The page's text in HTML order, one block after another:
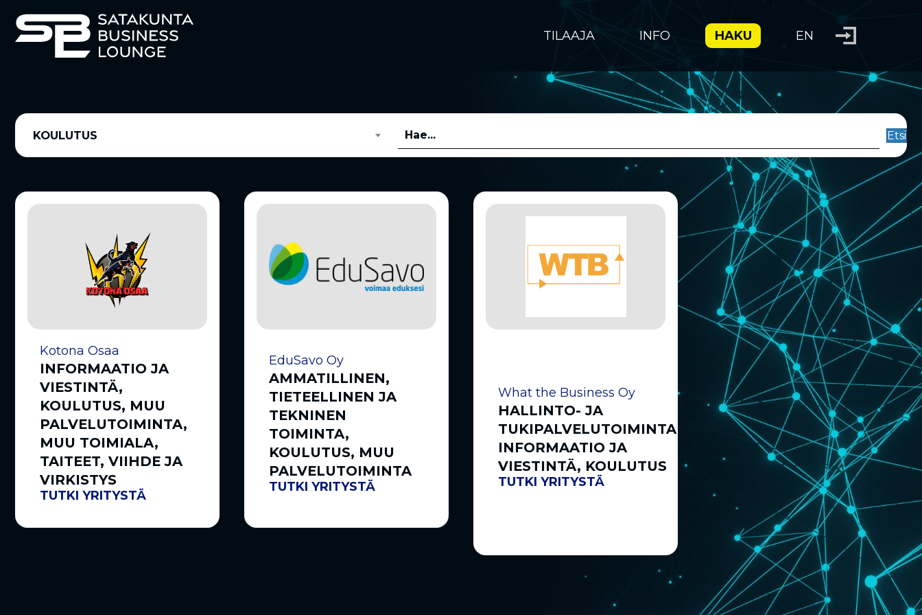
TILAAJA INFO HAKU EN
KOULUTUS Etsi
Kotona Osaa
INFORMAATIO JA
VIESTINTÄ,
KOULUTUS, MUU
PALVELUTOIMINTA,
MUU TOIMIALA,
TAITEET, VIIHDE JA
VIRKISTYS
TUTKI YRITYSTÄ
EduSavo Oy
AMMATILLINEN,
TIETEELLINEN JA
TEKNINEN
TOIMINTA,
KOULUTUS, MUU
PALVELUTOIMINTA
TUTKI YRITYSTÄ
What the Business Oy
HALLINTO- JA
TUKIPALVELUTOIMINTA,
INFORMAATIO JA
VIESTINTÄ, KOULUTUS
TUTKI YRITYSTÄ